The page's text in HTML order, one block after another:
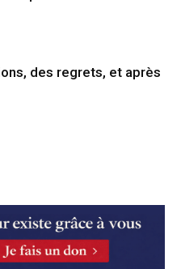
des regrets, et après